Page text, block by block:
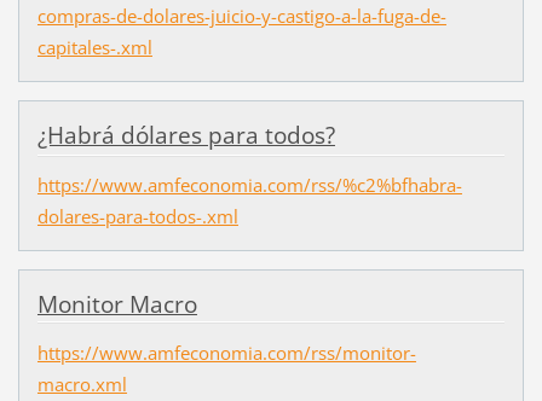
compras-de-dolares-juicio-y-castigo-a-la-fuga-de-
capitales-.xml
¿Habrá dólares para todos?
https://www.amfeconomia.com/rss/%c2%bfhabra-
dolares-para-todos-.xml
Monitor Macro
https://www.amfeconomia.com/rss/monitor-
macro.xml